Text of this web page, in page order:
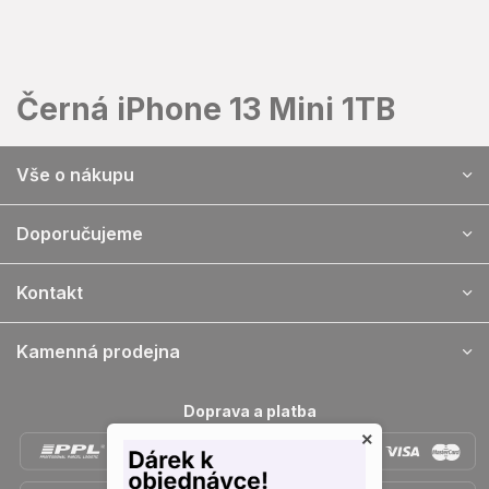
Černá iPhone 13 Mini 1TB
p
Vše o nákupu
Doporučujeme
Kontakt
Kamenná prodejna
Doprava a platba
×